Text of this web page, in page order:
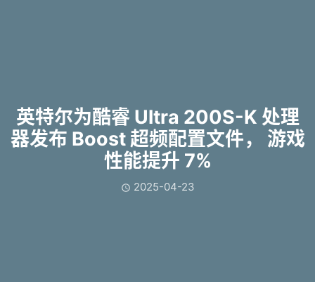
英特尔为酷睿 Ultra 200S-K 处理
器发布 Boost 超频配置文件， 游戏
性能提升 7%
 2025-04-23